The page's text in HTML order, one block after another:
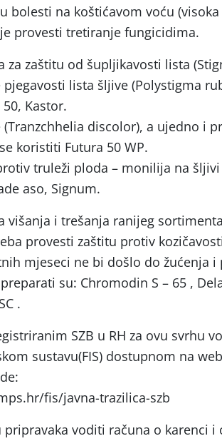
bolesti na koštićavom voću
provesti tretiranje fungicidima.
za zaštitu od šupljikavosti lista
pjegavosti lista šljive (Polystigma
50, Kastor.
discolor), a ujedno i
koristiti Futura 50 WP.
truleži ploda – monilija na
aso, Signum.
višanja i trešanja ranijeg
provesti zaštitu protiv
mjeseci ne bi došlo do žućenja
su: Chromodin S – 65 ,
.
SZB u RH za ovu svrhu
sustavu(FIS) dostupnom na
fis/javna-trazilica-szb
pripravaka voditi računa o karenci